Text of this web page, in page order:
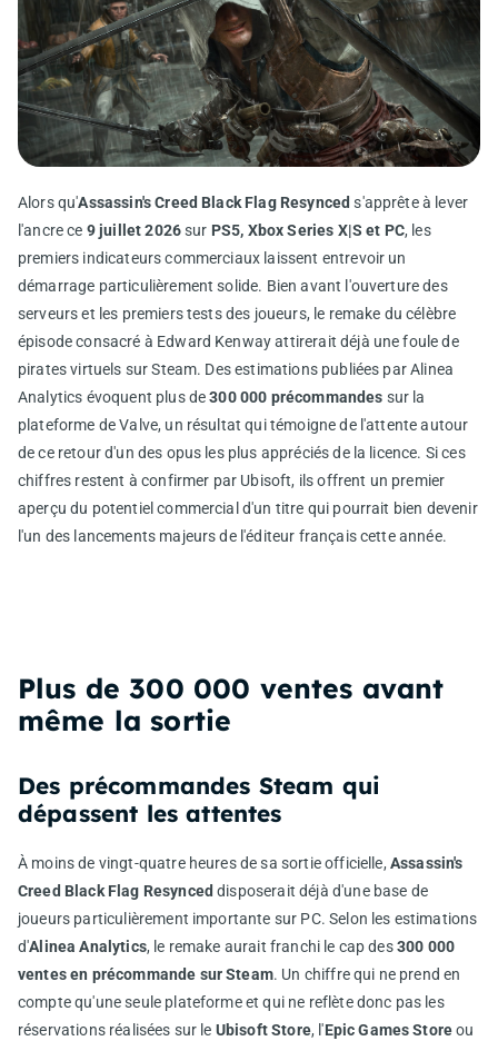
Alors qu'Assassin's Creed Black Flag Resynced s'apprête à lever
l'ancre ce 9 juillet 2026sur PS5, Xbox Series X|S et PC, les
premiers indicateurs commerciaux laissent entrevoir un
démarrage particulièrement solide. Bien avant l'ouverture des
serveurs et les premiers tests des joueurs, le remake du célèbre
épisode consacré à Edward Kenway attirerait déjà une foule de
pirates virtuels sur Steam. Des estimations publiées par Alinea
Analytics évoquent plus de300 000 précommandes sur la
plateforme de Valve, un résultat qui témoigne de l'attente autour
de ce retour d'un des opus les plus appréciés de la licence. Si ces
chiffres restent à confirmer par Ubisoft, ils offrent un premier
aperçu du potentiel commercial d'un titre qui pourrait bien devenir
l'un des lancements majeurs de l'éditeur français cette année.
Plus de 300 000 ventes avant
même la sortie
Des précommandes Steam qui
dépassent les attentes
À moins de vingt-quatre heures de sa sortie officielle, Assassin's
Creed Black Flag Resynced disposerait déjà d'une base de
joueurs particulièrement importante sur PC. Selon les estimations
d'Alinea Analytics, le remake aurait franchi le cap des300 000
ventes en précommande sur Steam. Un chiffre qui ne prend en
compte qu'une seule plateforme et qui ne reflète donc pas les
réservations réalisées sur le Ubisoft Store, l'Epic Games Storeou